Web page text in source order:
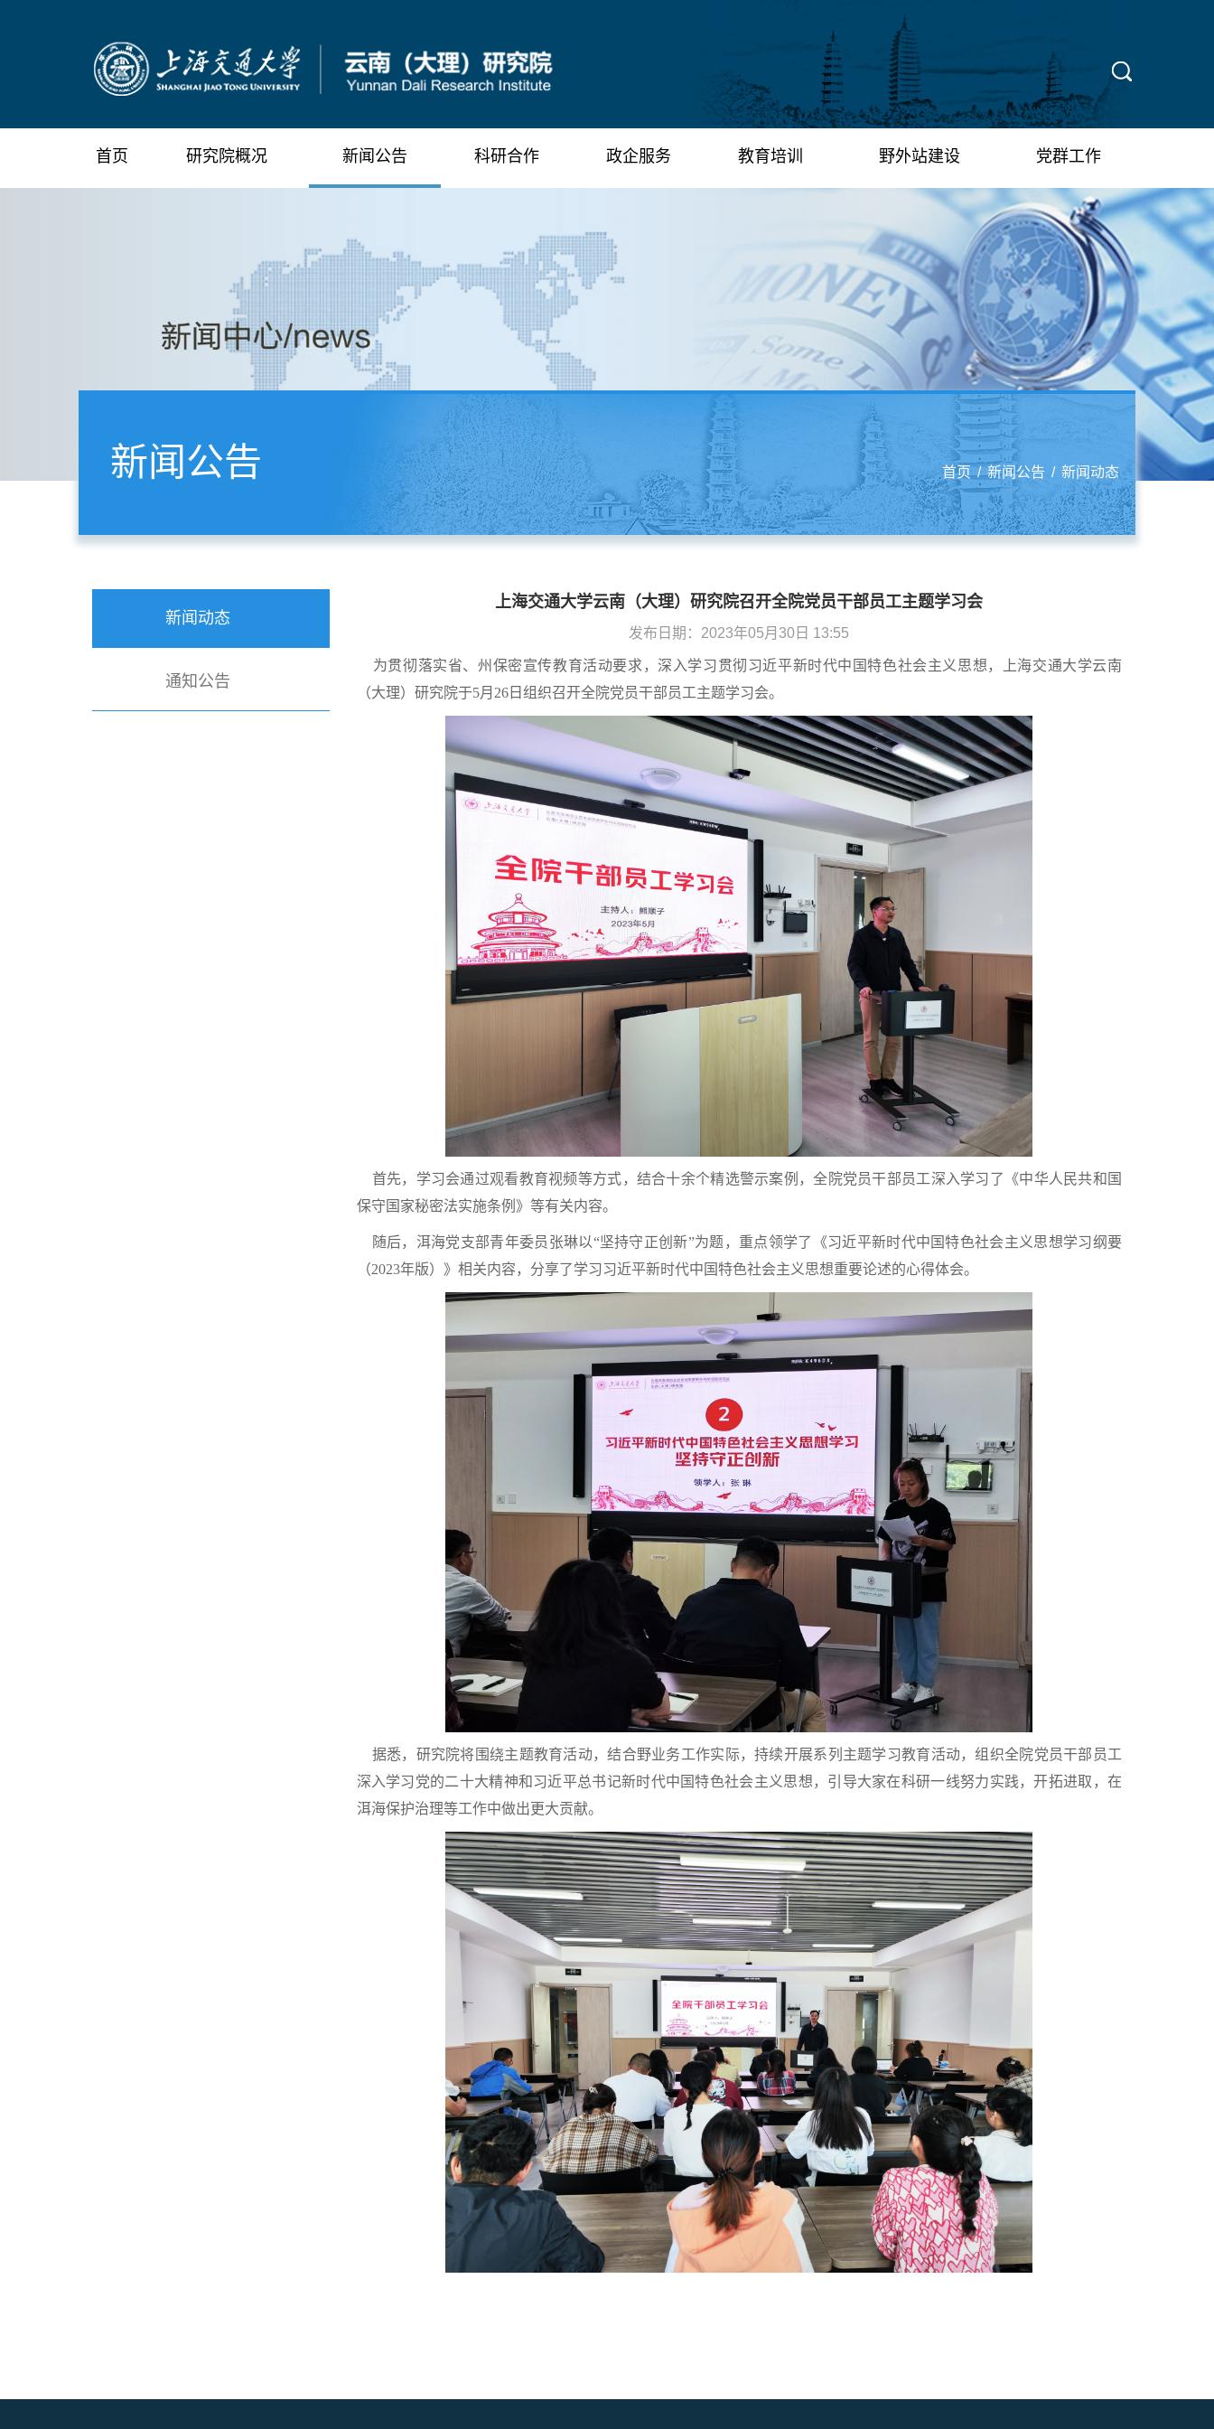
首页 研究院概况 新闻公告 科研合作 政企服务 教育培训 野外站建设 党群工作
新闻公告 首页 / 新闻公告 / 新闻动态
新闻动态
通知公告
上海交通大学云南（大理）研究院召开全院党员干部员工主题学习会
发布日期：2023年05月30日 13:55
为贯彻落实省、州保密宣传教育活动要求，深入学习贯彻习近平新时代中国特色社会主义思想，上海交通大学云南
（大理）研究院于5月26日组织召开全院党员干部员工主题学习会。
首先，学习会通过观看教育视频等方式，结合十余个精选警示案例，全院党员干部员工深入学习了《中华人民共和国
保守国家秘密法实施条例》等有关内容。
随后，洱海党支部青年委员张琳以“坚持守正创新”为题，重点领学了《习近平新时代中国特色社会主义思想学习纲要
（2023年版）》相关内容，分享了学习习近平新时代中国特色社会主义思想重要论述的心得体会。
据悉，研究院将围绕主题教育活动，结合野业务工作实际，持续开展系列主题学习教育活动，组织全院党员干部员工
深入学习党的二十大精神和习近平总书记新时代中国特色社会主义思想，引导大家在科研一线努力实践，开拓进取，在
洱海保护治理等工作中做出更大贡献。